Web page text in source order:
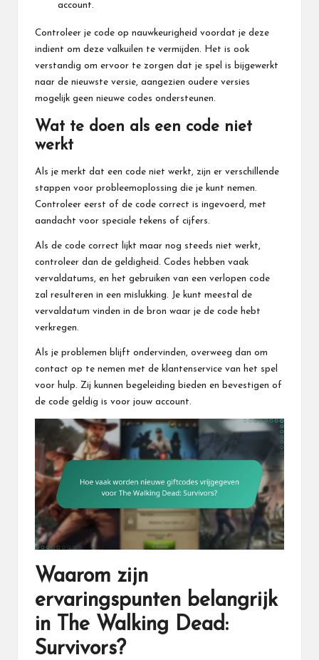
account.
Controleer je code op nauwkeurigheid voordat je deze
indient om deze valkuilen te vermijden. Het is ook
verstandig om ervoor te zorgen dat je spel is bijgewerkt
naar de nieuwste versie, aangezien oudere versies
mogelijk geen nieuwe codes ondersteunen.
Wat te doen als een code niet
werkt
Als je merkt dat een code niet werkt, zijn er verschillende
stappen voor probleemoplossing die je kunt nemen.
Controleer eerst of de code correct is ingevoerd, met
aandacht voor speciale tekens of cijfers.
Als de code correct lijkt maar nog steeds niet werkt,
controleer dan de geldigheid. Codes hebben vaak
vervaldatums, en het gebruiken van een verlopen code
zal resulteren in een mislukking. Je kunt meestal de
vervaldatum vinden in de bron waar je de code hebt
verkregen.
Als je problemen blijft ondervinden, overweeg dan om
contact op te nemen met de klantenservice van het spel
voor hulp. Zij kunnen begeleiding bieden en bevestigen of
de code geldig is voor jouw account.
Waarom zijn
ervaringspunten belangrijk
in The Walking Dead:
Survivors?